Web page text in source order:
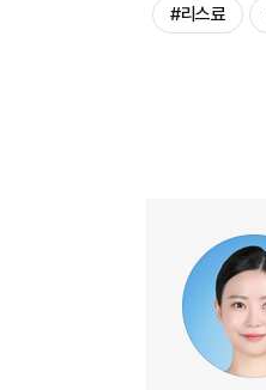
#리스료